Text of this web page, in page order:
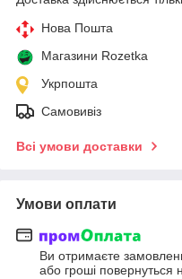
Нова Пошта
Магазини Rozetka
Укрпошта
Самовивіз
Всі умови доставки
Умови оплати
Ви отримаєте
або гроші повернуться